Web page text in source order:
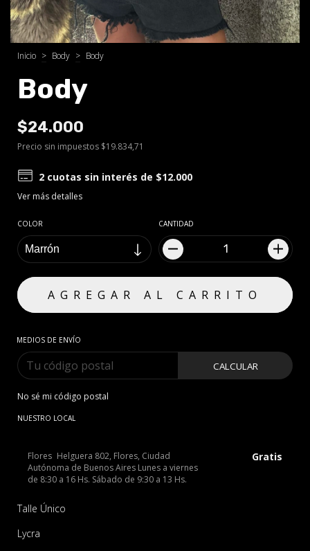
Inicio > Body > Body
Body
$24.000
Precio sin impuestos $19.834,71
2 cuotas sin interés de $12.000
Ver más detalles
COLOR CANTIDAD
MEDIOS DE ENVÍO
CALCULAR
No sé mi código postal
NUESTRO LOCAL
Flores Helguera 802, Flores, Ciudad
Autónoma de Buenos Aires Lunes a viernes
de 8:30 a 16 Hs. Sábado de 9:30 a 13 Hs.
Gratis
Talle Único
Lycra